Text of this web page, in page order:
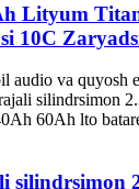
Lityum
10C
silindrsimon